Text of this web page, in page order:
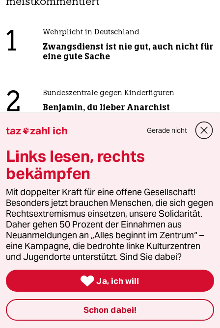
meistkommentiert
1 Wehrplicht in Deutschland
Zwangsdienst ist nie gut, auch nicht für
eine gute Sache
2 Bundeszentrale gegen Kinderfiguren
Benjamin, du lieber Anarchist
3 Ist das unsolidarisch?
4 Linken-Politikerin von Angern zur Rente
„Dem Kanzler ist der Osten egal“
5 Wichtiges zum Weltkatzentag
7 Gründe, warum Katzen links sind
Streit um Rente mit 63
taz zahl ich Gerade nicht
Links lesen, rechts
bekämpfen
Mit doppelter Kraft für eine offene Gesellschaft!
Besonders jetzt brauchen Menschen, die sich gegen
Rechtsextremismus einsetzen, unsere Solidarität.
Daher gehen 50 Prozent der Einnahmen aus
Neuanmeldungen an „Alles beginnt im Zentrum“ –
eine Kampagne, die bedrohte linke Kulturzentren
und Jugendorte unterstützt. Sind Sie dabei?
 Ja, ich will
Schon dabei!